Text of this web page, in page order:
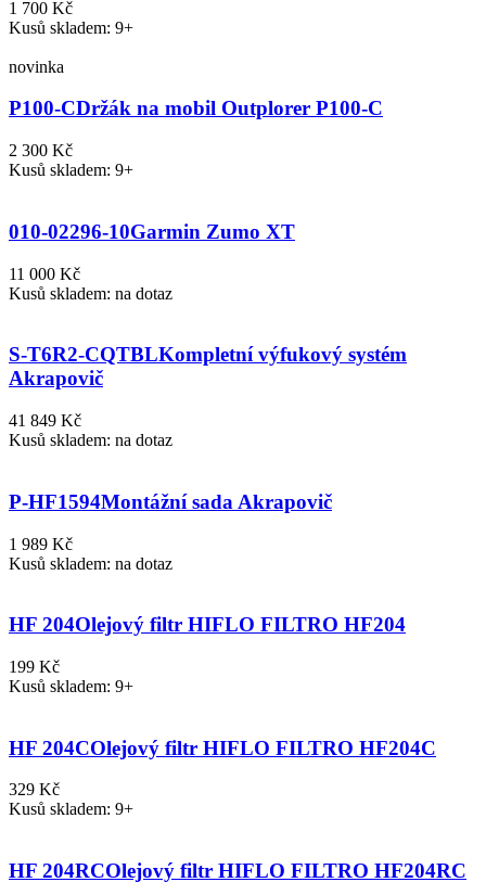
1 700 Kč
Kusů skladem: 9+
novinka
P100-CDržák na mobil Outplorer P100-C
2 300 Kč
Kusů skladem: 9+
010-02296-10Garmin Zumo XT
11 000 Kč
Kusů skladem: na dotaz
S-T6R2-CQTBLKompletní výfukový systém
Akrapovič
41 849 Kč
Kusů skladem: na dotaz
P-HF1594Montážní sada Akrapovič
1 989 Kč
Kusů skladem: na dotaz
HF 204Olejový filtr HIFLO FILTRO HF204
199 Kč
Kusů skladem: 9+
HF 204COlejový filtr HIFLO FILTRO HF204C
329 Kč
Kusů skladem: 9+
HF 204RCOlejový filtr HIFLO FILTRO HF204RC